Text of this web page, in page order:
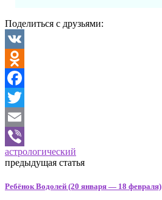
Поделиться с друзьями:
VK
Odnoklassniki
Facebook
Twitter
Email
Viber
астрологический
предыдущая статья
Ребёнок Водолей (20 января — 18 февраля)